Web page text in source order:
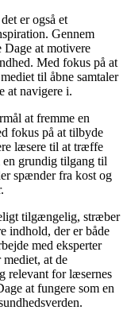
er også et
Gennem
Dage at motivere
Med fokus på at
til åbne samtaler
at navigere i.
at fremme en
fokus på at tilbyde
læsere til at træffe
en grundig tilgang til
spænder fra kost og
tilgængelig, stræber
indhold, der er både
med eksperter
at de
relevant for læsernes
at fungere som en